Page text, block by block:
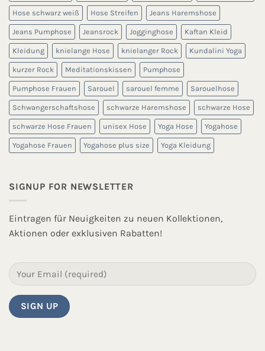
Hose schwarz weiß Hose Streifen Jeans Haremshose
Jeans Pumphose Jeansrock Jogginghose Kaftan Kleid
Kleidung knielange Hose knielanger Rock Kundalini Yoga
kurzer Rock Meditationskissen Pumphose
Pumphose Frauen Sarouel sarouel femme Sarouelhose
Schwangerschaftshose schwarze Haremshose schwarze Hose
schwarze Hose Frauen unisex Hose Yoga Hose Yogahose
Yogahose Frauen Yogahose plus size Yoga Kleidung
SIGNUP FOR NEWSLETTER
Eintragen für Neuigkeiten zu neuen Kollektionen,
Aktionen oder exklusiven Rabatten!